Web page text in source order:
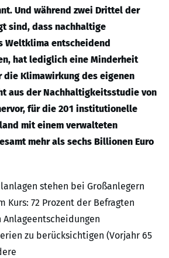
Und während zwei Drittel der
sind, dass nachhaltige
Weltklima entscheidend
hat lediglich eine Minderheit
die Klimawirkung des eigenen
aus der Nachhaltigkeitsstudie von
für die 201 institutionelle
mit einem verwalteten
mehr als sechs Billionen Euro
stehen bei Großanlegern
Kurs: 72 Prozent der Befragten
zu berücksichtigen (Vorjahr 65